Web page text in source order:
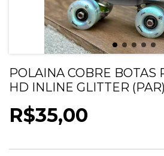
POLAINA COBRE BOTAS
HD INLINE GLITTER (PAR)
R$35,00